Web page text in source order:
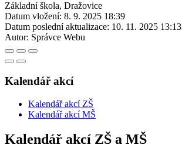
Základní škola, Dražovice
Datum vložení: 8. 9. 2025 18:39
Datum poslední aktualizace: 10. 11. 2025 13:13
Autor: Správce Webu
Kalendář akcí
Kalendář akcí ZŠ
Kalendář akcí MŠ
Kalendář akcí ZŠ a MŠ